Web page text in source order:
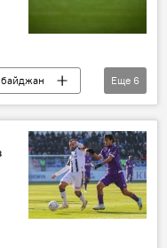
Чемпионат
Еще 6